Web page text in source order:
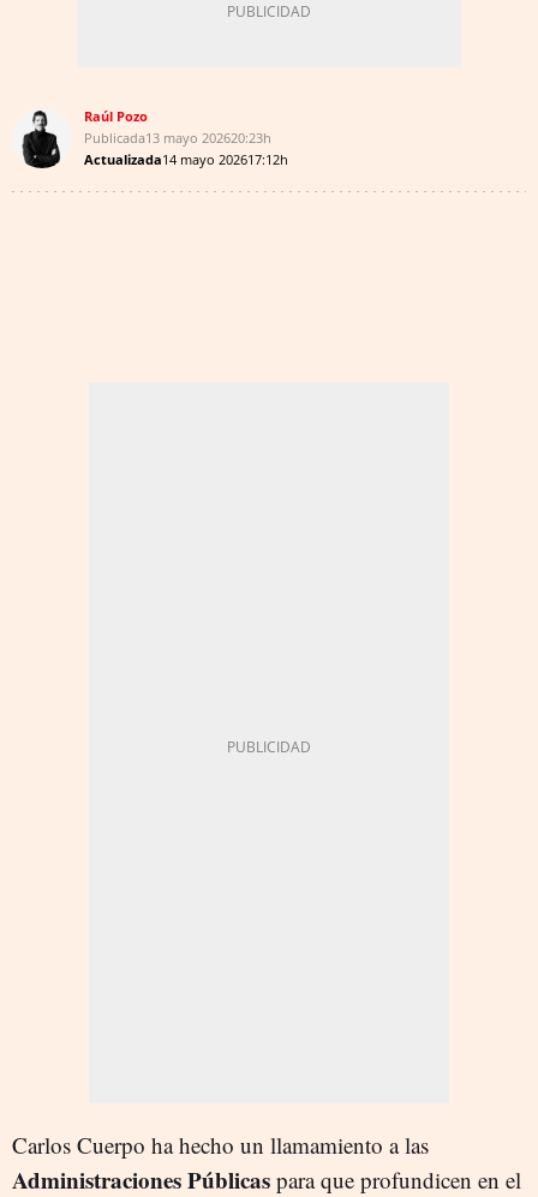
Raúl Pozo
Publicada13 mayo 202620:23h
Actualizada14 mayo 202617:12h
Carlos Cuerpo ha hecho un llamamiento a las
Administraciones Públicas para que profundicen en el